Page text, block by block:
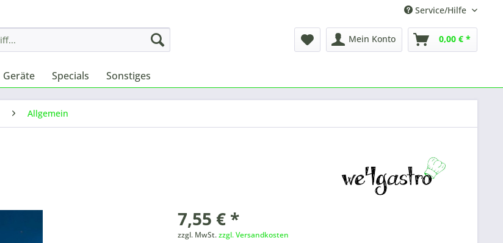
Service/Hilfe
Mein Konto 0,00 € *
Geräte Specials Sonstiges
Allgemein
7,55 € *
zzgl. MwSt.zzgl. Versandkosten